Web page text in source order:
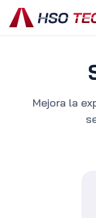
Ir al contenido
Mejora la